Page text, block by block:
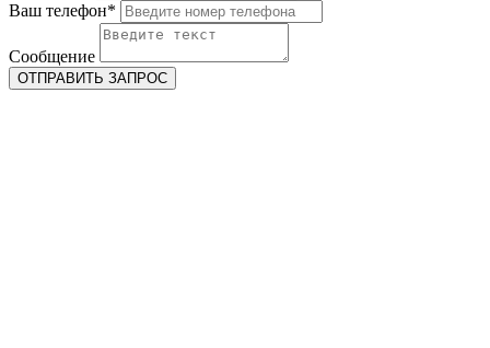
Ваш телефон*
Сообщение